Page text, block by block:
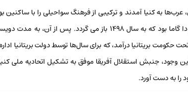
کنیا شکارچی بودند. در سال 800 میلادی، عرب‌ها به کنیا آمدند و ترکیبی از فرهنگ سواحیلی را با
تشکیل دادند. اولین اروپایی که وارد کنیا شد واسکو دا گاما بود که به سال 1498 باز می‌ گردد. پس
حکومت بریتانیا درآمد، که برای سال‌ها توسط دولت بریتانیا
وجود، جنبش استقلال آفریقا موفق به تشکیل اتحادیه ملی